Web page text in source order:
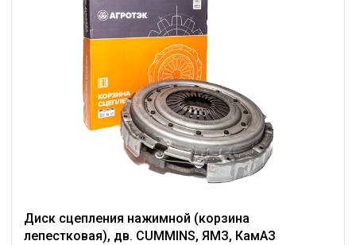
Диск сцепления нажимной (корзина
лепестковая), дв. CUMMINS, ЯМЗ, КамАЗ